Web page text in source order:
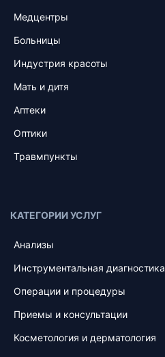
Медцентры
Больницы
Индустрия красоты
Мать и дитя
Аптеки
Оптики
Травмпункты
КАТЕГОРИИ УСЛУГ
Анализы
Инструментальная диагностика
Операции и процедуры
Приемы и консультации
Косметология и дерматология